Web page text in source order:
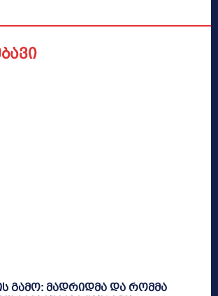
გამო: მადრიდმა და რომმა